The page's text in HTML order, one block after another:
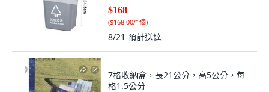
$168
($168.00/1個)
8/21 預計送達
7格收納盒，長21公分，高5公分，每
格1.5公分